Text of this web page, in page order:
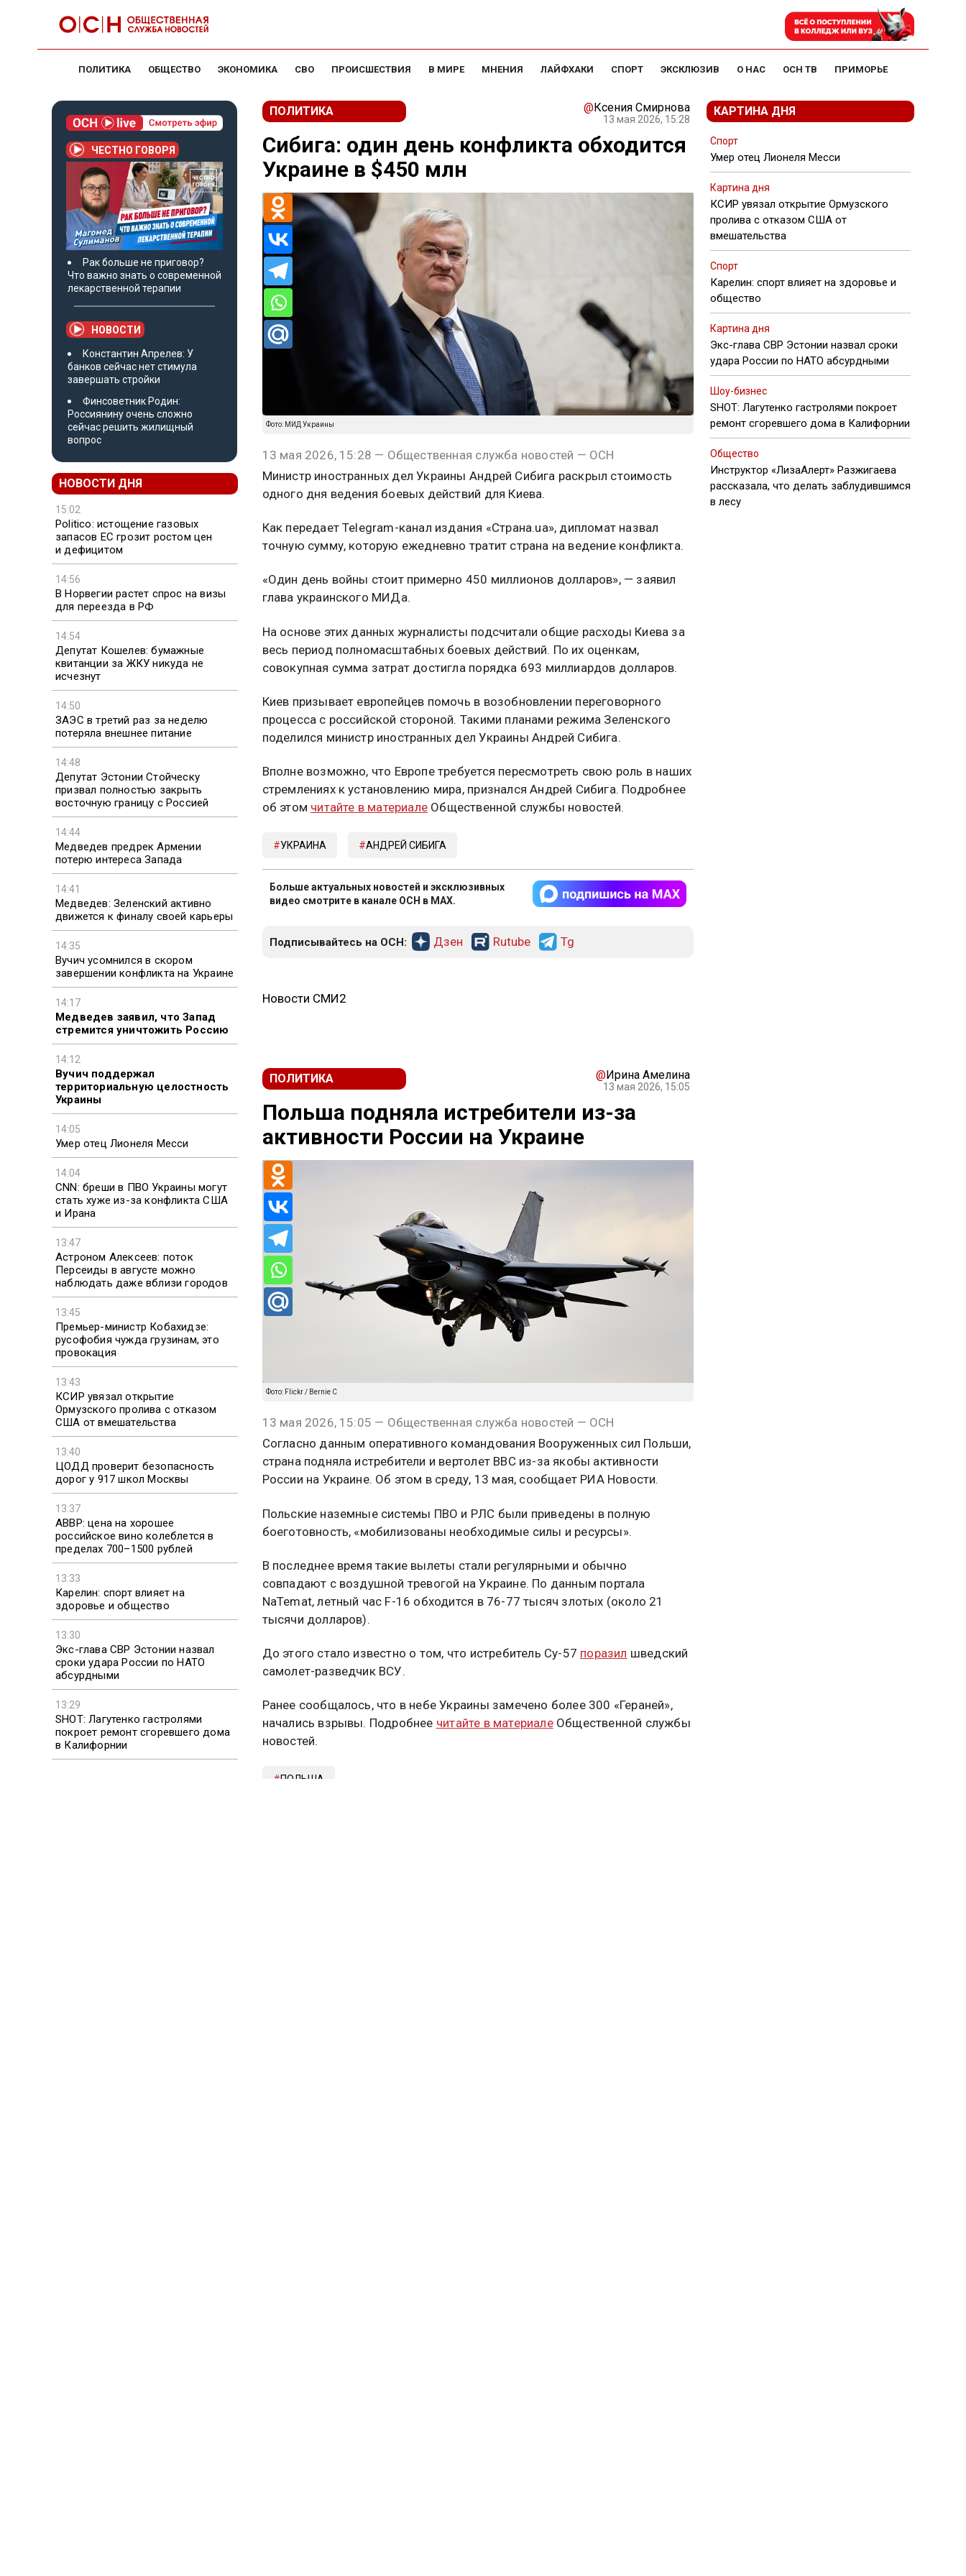
ПОЛИТИКА ОБЩЕСТВО ЭКОНОМИКА СВО ПРОИСШЕСТВИЯ В МИРЕ МНЕНИЯ ЛАЙФХАКИ СПОРТ ЭКСКЛЮЗИВ О НАС ОСН ТВ ПРИМОРЬЕ
ЧЕСТНО ГОВОРЯ
Рак больше не приговор?
Что важно знать о современной
лекарственной терапии
НОВОСТИ
Константин Апрелев: У
банков сейчас нет стимула
завершать стройки
Финсоветник Родин:
Россиянину очень сложно
сейчас решить жилищный
вопрос
НОВОСТИ ДНЯ
15:02
Politico: истощение газовых
запасов ЕС грозит ростом цен
и дефицитом
14:56
В Норвегии растет спрос на визы
для переезда в РФ
14:54
Депутат Кошелев: бумажные
квитанции за ЖКУ никуда не
исчезнут
14:50
ЗАЭС в третий раз за неделю
потеряла внешнее питание
14:48
Депутат Эстонии Стойческу
призвал полностью закрыть
восточную границу с Россией
14:44
Медведев предрек Армении
потерю интереса Запада
14:41
Медведев: Зеленский активно
движется к финалу своей карьеры
14:35
Вучич усомнился в скором
завершении конфликта на Украине
14:17
Медведев заявил, что Запад
стремится уничтожить Россию
14:12
Вучич поддержал
территориальную целостность
Украины
14:05
Умер отец Лионеля Месси
14:04
CNN: бреши в ПВО Украины могут
стать хуже из-за конфликта США
и Ирана
13:47
Астроном Алексеев: поток
Персеиды в августе можно
наблюдать даже вблизи городов
13:45
Премьер-министр Кобахидзе:
русофобия чужда грузинам, это
провокация
13:43
КСИР увязал открытие
Ормузского пролива с отказом
США от вмешательства
13:40
ЦОДД проверит безопасность
дорог у 917 школ Москвы
13:37
АВВР: цена на хорошее
российское вино колеблется в
пределах 700–1500 рублей
13:33
Карелин: спорт влияет на
здоровье и общество
13:30
Экс-глава СВР Эстонии назвал
сроки удара России по НАТО
абсурдными
13:29
SHOT: Лагутенко гастролями
покроет ремонт сгоревшего дома
в Калифорнии
ПОЛИТИКА @Ксения Смирнова
13 мая 2026, 15:28
Сибига: один день конфликта обходится
Украине в $450 млн
Фото: МИД Украины
13 мая 2026, 15:28 — Общественная служба новостей — ОСН
Министр иностранных дел Украины Андрей Сибига раскрыл стоимость
одного дня ведения боевых действий для Киева.
Как передает Telegram-канал издания «Страна.ua», дипломат назвал
точную сумму, которую ежедневно тратит страна на ведение конфликта.
«Один день войны стоит примерно 450 миллионов долларов», — заявил
глава украинского МИДа.
На основе этих данных журналисты подсчитали общие расходы Киева за
весь период полномасштабных боевых действий. По их оценкам,
совокупная сумма затрат достигла порядка 693 миллиардов долларов.
Киев призывает европейцев помочь в возобновлении переговорного
процесса с российской стороной. Такими планами режима Зеленского
поделился министр иностранных дел Украины Андрей Сибига.
Вполне возможно, что Европе требуется пересмотреть свою роль в наших
стремлениях к установлению мира, признался Андрей Сибига. Подробнее
об этом читайте в материалеОбщественной службы новостей.
УКРАИНА АНДРЕЙ СИБИГА
Больше актуальных новостей и эксклюзивных
видео смотрите в канале ОСН в MAX.
Подписывайтесь на ОСН: Дзен Rutube Tg
Новости СМИ2
ПОЛИТИКА @Ирина Амелина
13 мая 2026, 15:05
Польша подняла истребители из-за
активности России на Украине
Фото: Flickr / Bernie C
13 мая 2026, 15:05 — Общественная служба новостей — ОСН
Согласно данным оперативного командования Вооруженных сил Польши,
страна подняла истребители и вертолет ВВС из-за якобы активности
России на Украине. Об этом в среду, 13 мая, сообщает РИА Новости.
Польские наземные системы ПВО и РЛС были приведены в полную
боеготовность, «мобилизованы необходимые силы и ресурсы».
В последнее время такие вылеты стали регулярными и обычно
совпадают с воздушной тревогой на Украине. По данным портала
NaTemat, летный час F-16 обходится в 76-77 тысяч злотых (около 21
тысячи долларов).
До этого стало известно о том, что истребитель Су-57 поразил шведский
самолет-разведчик ВСУ.
Ранее сообщалось, что в небе Украины замечено более 300 «Гераней»,
начались взрывы. Подробнее читайте в материалеОбщественной службы
новостей.
ПОЛЬША
КАРТИНА ДНЯ
Спорт
Умер отец Лионеля Месси
Картина дня
КСИР увязал открытие Ормузского
пролива с отказом США от
вмешательства
Спорт
Карелин: спорт влияет на здоровье и
общество
Картина дня
Экс-глава СВР Эстонии назвал сроки
удара России по НАТО абсурдными
Шоу-бизнес
SHOT: Лагутенко гастролями покроет
ремонт сгоревшего дома в Калифорнии
Общество
Инструктор «ЛизаАлерт» Разжигаева
рассказала, что делать заблудившимся
в лесу